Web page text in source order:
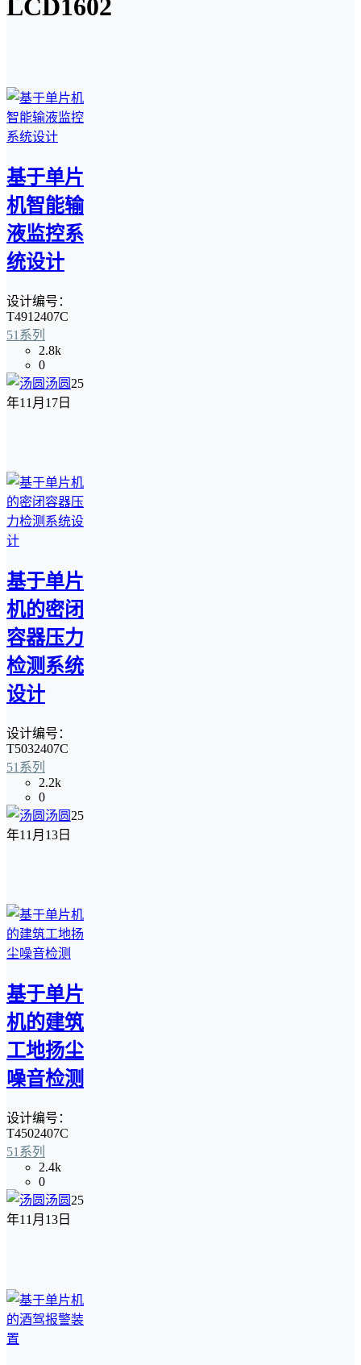
LCD1602
基于单片
机智能输
液监控系
统设计
设计编号：
T4912407C
51系列
2.8k
0
汤圆 25
年11月17日
基于单片
机的密闭
容器压力
检测系统
设计
设计编号：
T5032407C
51系列
2.2k
0
汤圆 25
年11月13日
基于单片
机的建筑
工地扬尘
噪音检测
设计编号：
T4502407C
51系列
2.4k
0
汤圆 25
年11月13日